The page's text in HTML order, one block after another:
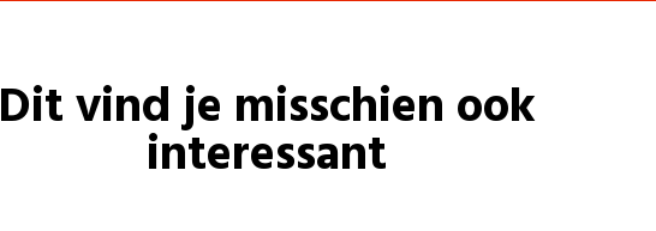
Dit vind je misschien ook
interessant